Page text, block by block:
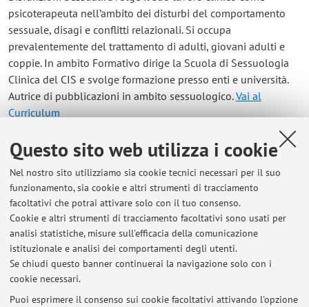
Questo sito web utilizza i cookie
Nel nostro sito utilizziamo sia cookie tecnici necessari per il suo
funzionamento, sia cookie e altri strumenti di tracciamento
facoltativi che potrai attivare solo con il tuo consenso.
Cookie e altri strumenti di tracciamento facoltativi sono usati per
analisi statistiche, misure sull'efficacia della comunicazione
istituzionale e analisi dei comportamenti degli utenti.
Se chiudi questo banner continuerai la navigazione solo con i
cookie necessari.
Puoi esprimere il consenso sui cookie facoltativi attivando l'opzione
psicoterapeuta nell’ambito dei disturbi del comportamento
sessuale, disagi e conflitti relazionali. Si occupa
prevalentemente del trattamento di adulti, giovani adulti e
coppie. In ambito Formativo dirige la Scuola di Sessuologia
Clinica del CIS e svolge formazione presso enti e università.
Autrice di pubblicazioni in ambito sessuologico.Vai al
Curriculum
Contatti
E-mail: gabriella.rifelli@unibo.it
Dipartimento di Psicologia "Renzo Canestrari"
Viale Berti Pichat 5, Bologna -Vai alla mappa